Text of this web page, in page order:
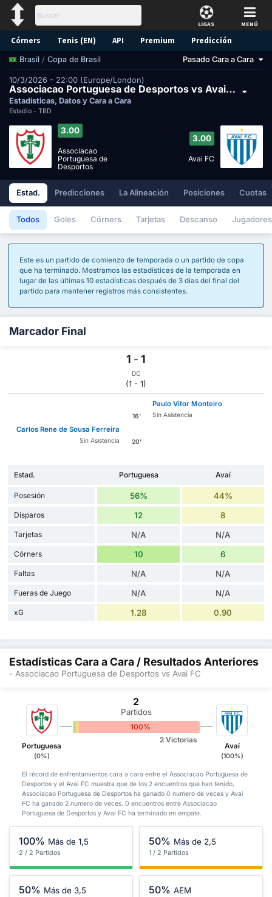
LIGAS MENÚ
Córners Tenis (EN) API Premium Predicción
Brasil / Copa de Brasil Pasado Cara a Cara
10/3/2026 - 22:00 (Europe/London)
Associacao Portuguesa de Desportos vs Avai FC
Estadísticas, Datos y Cara a Cara
Estadio - TBD
3.00
Associacao
Portuguesa de
Desportos
3.00
Avai FC
Estad. Predicciones La Alineación Posiciones Cuotas
Todos Goles Córners Tarjetas Descanso Jugadores
Este es un partido de comienzo de temporada o un partido de copa
que ha terminado. Mostramos las estadísticas de la temporada en
lugar de las últimas 10 estadísticas después de 3 días del final del
partido para mantener registros más consistentes.
Marcador Final
1 - 1
DC
(1 - 1)
16'
Paulo Vitor Monteiro
Sin Asistencia
Carlos Rene de Sousa Ferreira
Sin Asistencia 20'
Estad. Portuguesa Avaí
Posesión 56% 44%
Disparos 12 8
Tarjetas N/A N/A
Córners 10 6
Faltas N/A N/A
Fueras de Juego N/A N/A
xG 1.28 0.90
Estadísticas Cara a Cara / Resultados Anteriores
- Associacao Portuguesa de Desportos vs Avai FC
Portuguesa
(0%)
2
Partidos
100%
2 Victorias
Avaí
(100%)
El récord de enfrentamientos cara a cara entre el Associacao Portuguesa de
Desportos y el Avai FC muestra que de los 2 encuentros que han tenido,
Associacao Portuguesa de Desportos ha ganado 0 numero de veces y Avai
FC ha ganado 2 numero de veces. 0 encuentros entre Associacao
Portuguesa de Desportos y Avai FC ha terminado en empate.
100% Más de 1,5
2 / 2 Partidos
50% Más de 2,5
1 / 2 Partidos
50% Más de 3,5 50% AEM